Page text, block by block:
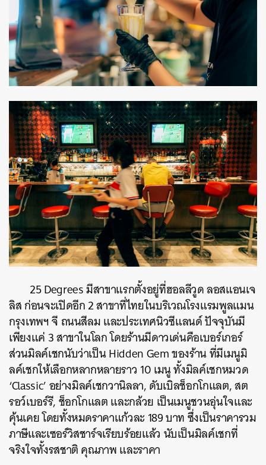
25 Degrees มีสาขาแรกตั้งอยู่ที่ฮอลลีวูด ลอสแอนเจ
ลิส ก่อนจะเปิดอีก 2 สาขาที่ไทยในบริเวณโรงแรมพูลแมน
กรุงเทพฯจี ถนนสีลม และประเทศนิวซีแลนด์ ปัจจุบันมี
เพียงแค่ 3 สาขาในโลก โดยร้านมีดาวเด่นคือเบอร์เกอร์
ส่วนมิลค์เชกนับว่าเป็น Hidden Gem ของร้าน ที่มีเมนูมิ
ลค์เชกให้เลือกหลากหลายราว 10 เมนู ทั้งมิลค์เชกหมวด
‘Classic’ อย่างมิลค์เชกวานิลลา, ดับเบิลช็อกโกแลต, สต
รอว์เบอร์รี, ช็อกโกแลต และกล้วย เป็นเมนูชวนอุ่นใจและ
คุ้นเคย โดยทั้งหมดราคาแก้วละ 189 บาท ซึ่งเป็นราคารวม
ภาษีและเซอร์วิสชาร์จเรียบร้อยแล้ว นับเป็นมิลค์เชกที่
จริงใจทั้งรสชาติ คุณภาพ และราคา